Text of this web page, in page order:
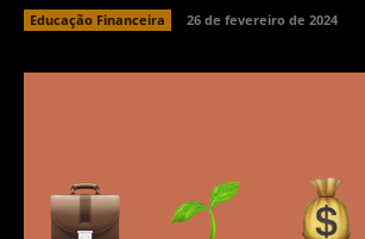
Educação Financeira 26 de fevereiro de 2024